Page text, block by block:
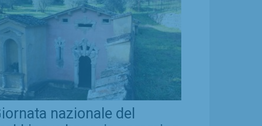
nazionale del